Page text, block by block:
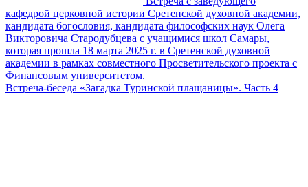
кафедрой церковной истории Сретенской духовной академии,
кандидата богословия, кандидата философских наук Олега
Викторовича Стародубцева с учащимися школ Самары,
которая прошла 18 марта 2025 г. в Сретенской духовной
академии в рамках совместного Просветительского проекта с
Финансовым университетом.
Встреча-беседа «Загадка Туринской плащаницы». Часть 4